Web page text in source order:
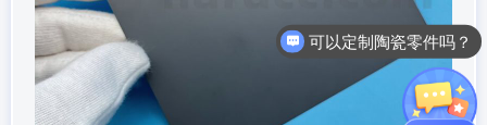
可以定制陶瓷零件吗？